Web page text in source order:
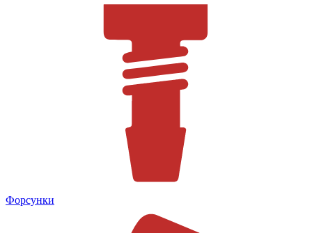
Форсунки